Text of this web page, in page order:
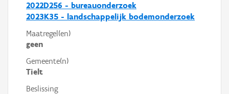
2022D256 - bureauonderzoek
2023K35 - landschappelijk bodemonderzoek
Maatregel(en)
geen
Gemeente(n)
Tielt
Beslissing